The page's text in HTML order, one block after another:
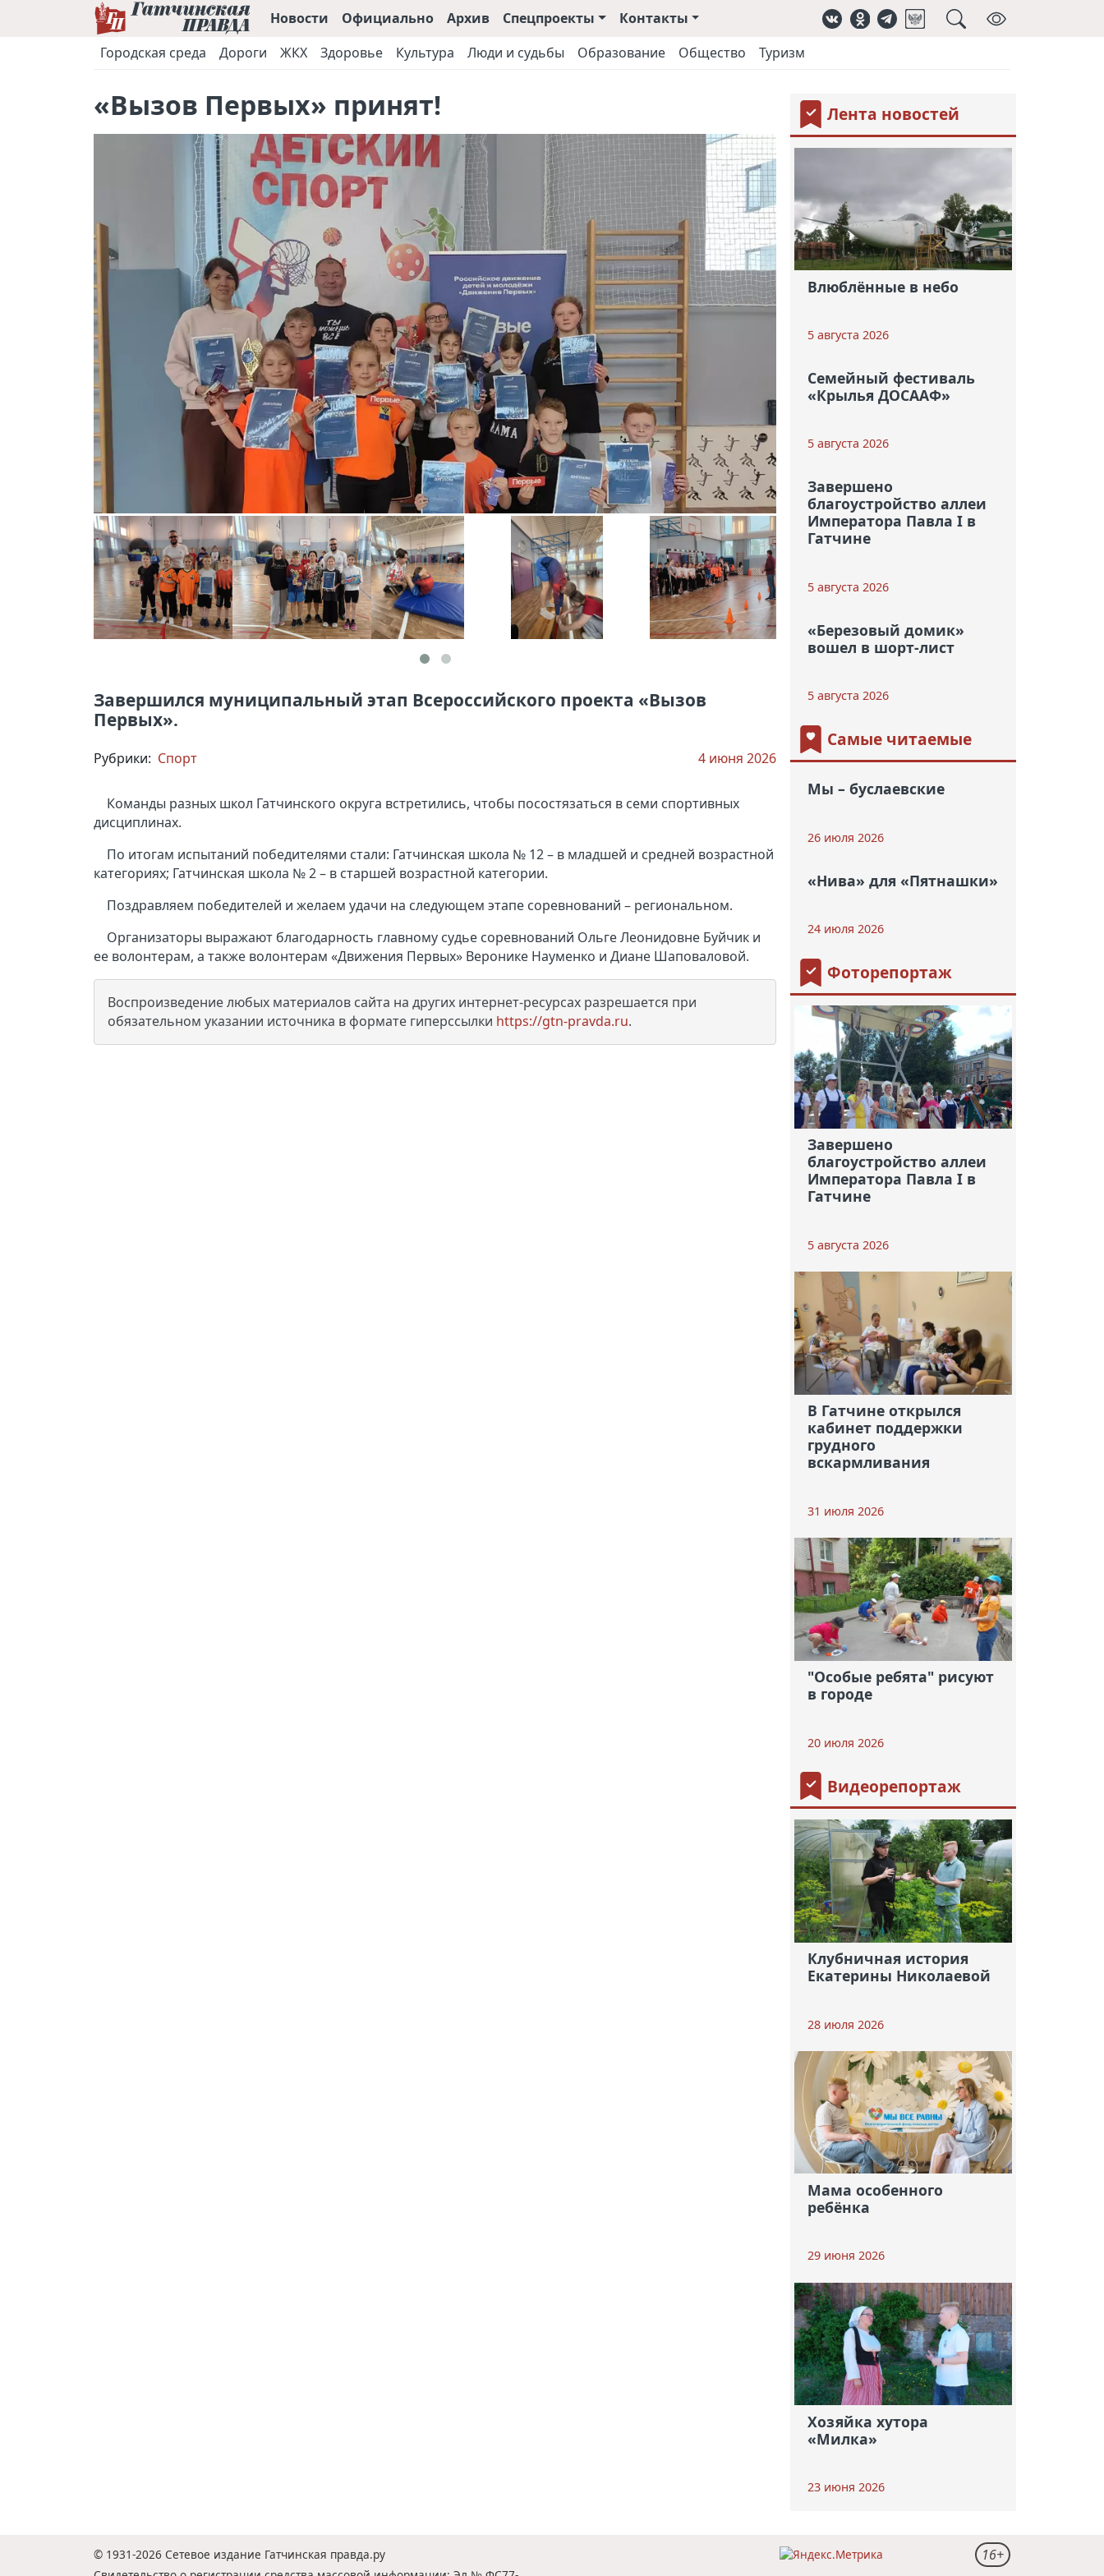
Новости Официально Архив Спецпроекты
Контакты
Городская среда
Дороги ЖКХ Здоровье Культура Люди и судьбы Образование Общество Туризм
«Вызов Первых» принят!
Завершился муниципальный этап Всероссийского проекта «Вызов
Первых».
Рубрики: Спорт 4 июня 2026
Команды разных школ Гатчинского округа встретились, чтобы посостязаться в семи спортивных
дисциплинах.
По итогам испытаний победителями стали: Гатчинская школа № 12 – в младшей и средней возрастной
категориях; Гатчинская школа № 2 – в старшей возрастной категории.
Поздравляем победителей и желаем удачи на следующем этапе соревнований – региональном.
Организаторы выражают благодарность главному судье соревнований Ольге Леонидовне Буйчик и
ее волонтерам, а также волонтерам «Движения Первых» Веронике Науменко и Диане Шаповаловой.
Воспроизведение любых материалов сайта на других интернет-ресурсах разрешается при
обязательном указании источника в формате гиперссылки https://gtn-pravda.ru.
Лента новостей
Влюблённые в небо
5 августа 2026
Семейный фестиваль
«Крылья ДОСААФ»
5 августа 2026
Завершено
благоустройство аллеи
Императора Павла I в
Гатчине
5 августа 2026
«Березовый домик»
вошел в шорт-лист
5 августа 2026
Самые читаемые
Мы – буслаевские
26 июля 2026
«Нива» для «Пятнашки»
24 июля 2026
Фоторепортаж
Завершено
благоустройство аллеи
Императора Павла I в
Гатчине
5 августа 2026
В Гатчине открылся
кабинет поддержки
грудного
вскармливания
31 июля 2026
"Особые ребята" рисуют
в городе
20 июля 2026
Видеорепортаж
Клубничная история
Екатерины Николаевой
28 июля 2026
Мама особенного
ребёнка
29 июня 2026
Хозяйка хутора
«Милка»
23 июня 2026
© 1931-2026 Сетевое издание Гатчинская правда.ру 16+